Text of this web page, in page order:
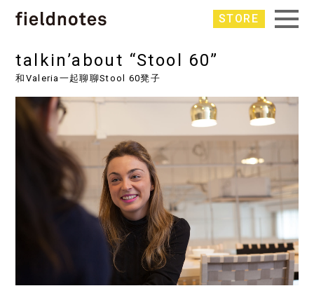
STORE
talkin’about “Stool 60”
和Valeria一起聊聊Stool 60凳子